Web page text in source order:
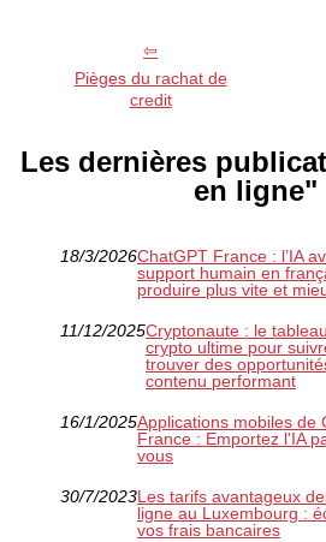
Pièges du rachat de
credit
Les dernières
en ligne"
18/3/2026ChatGPT France : l’IA
support humain en
produire plus vite et
11/12/2025Cryptonaute : le
crypto ultime pour
trouver des
contenu performant
16/1/2025Applications mobiles de
France : Emportez l'IA
vous
30/7/2023Les tarifs avantageux
ligne au Luxembourg :
vos frais bancaires